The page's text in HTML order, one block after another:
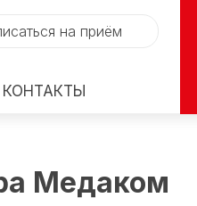
на приём
КОНТАКТЫ
Медаком